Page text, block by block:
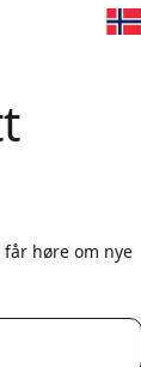
høre om nye